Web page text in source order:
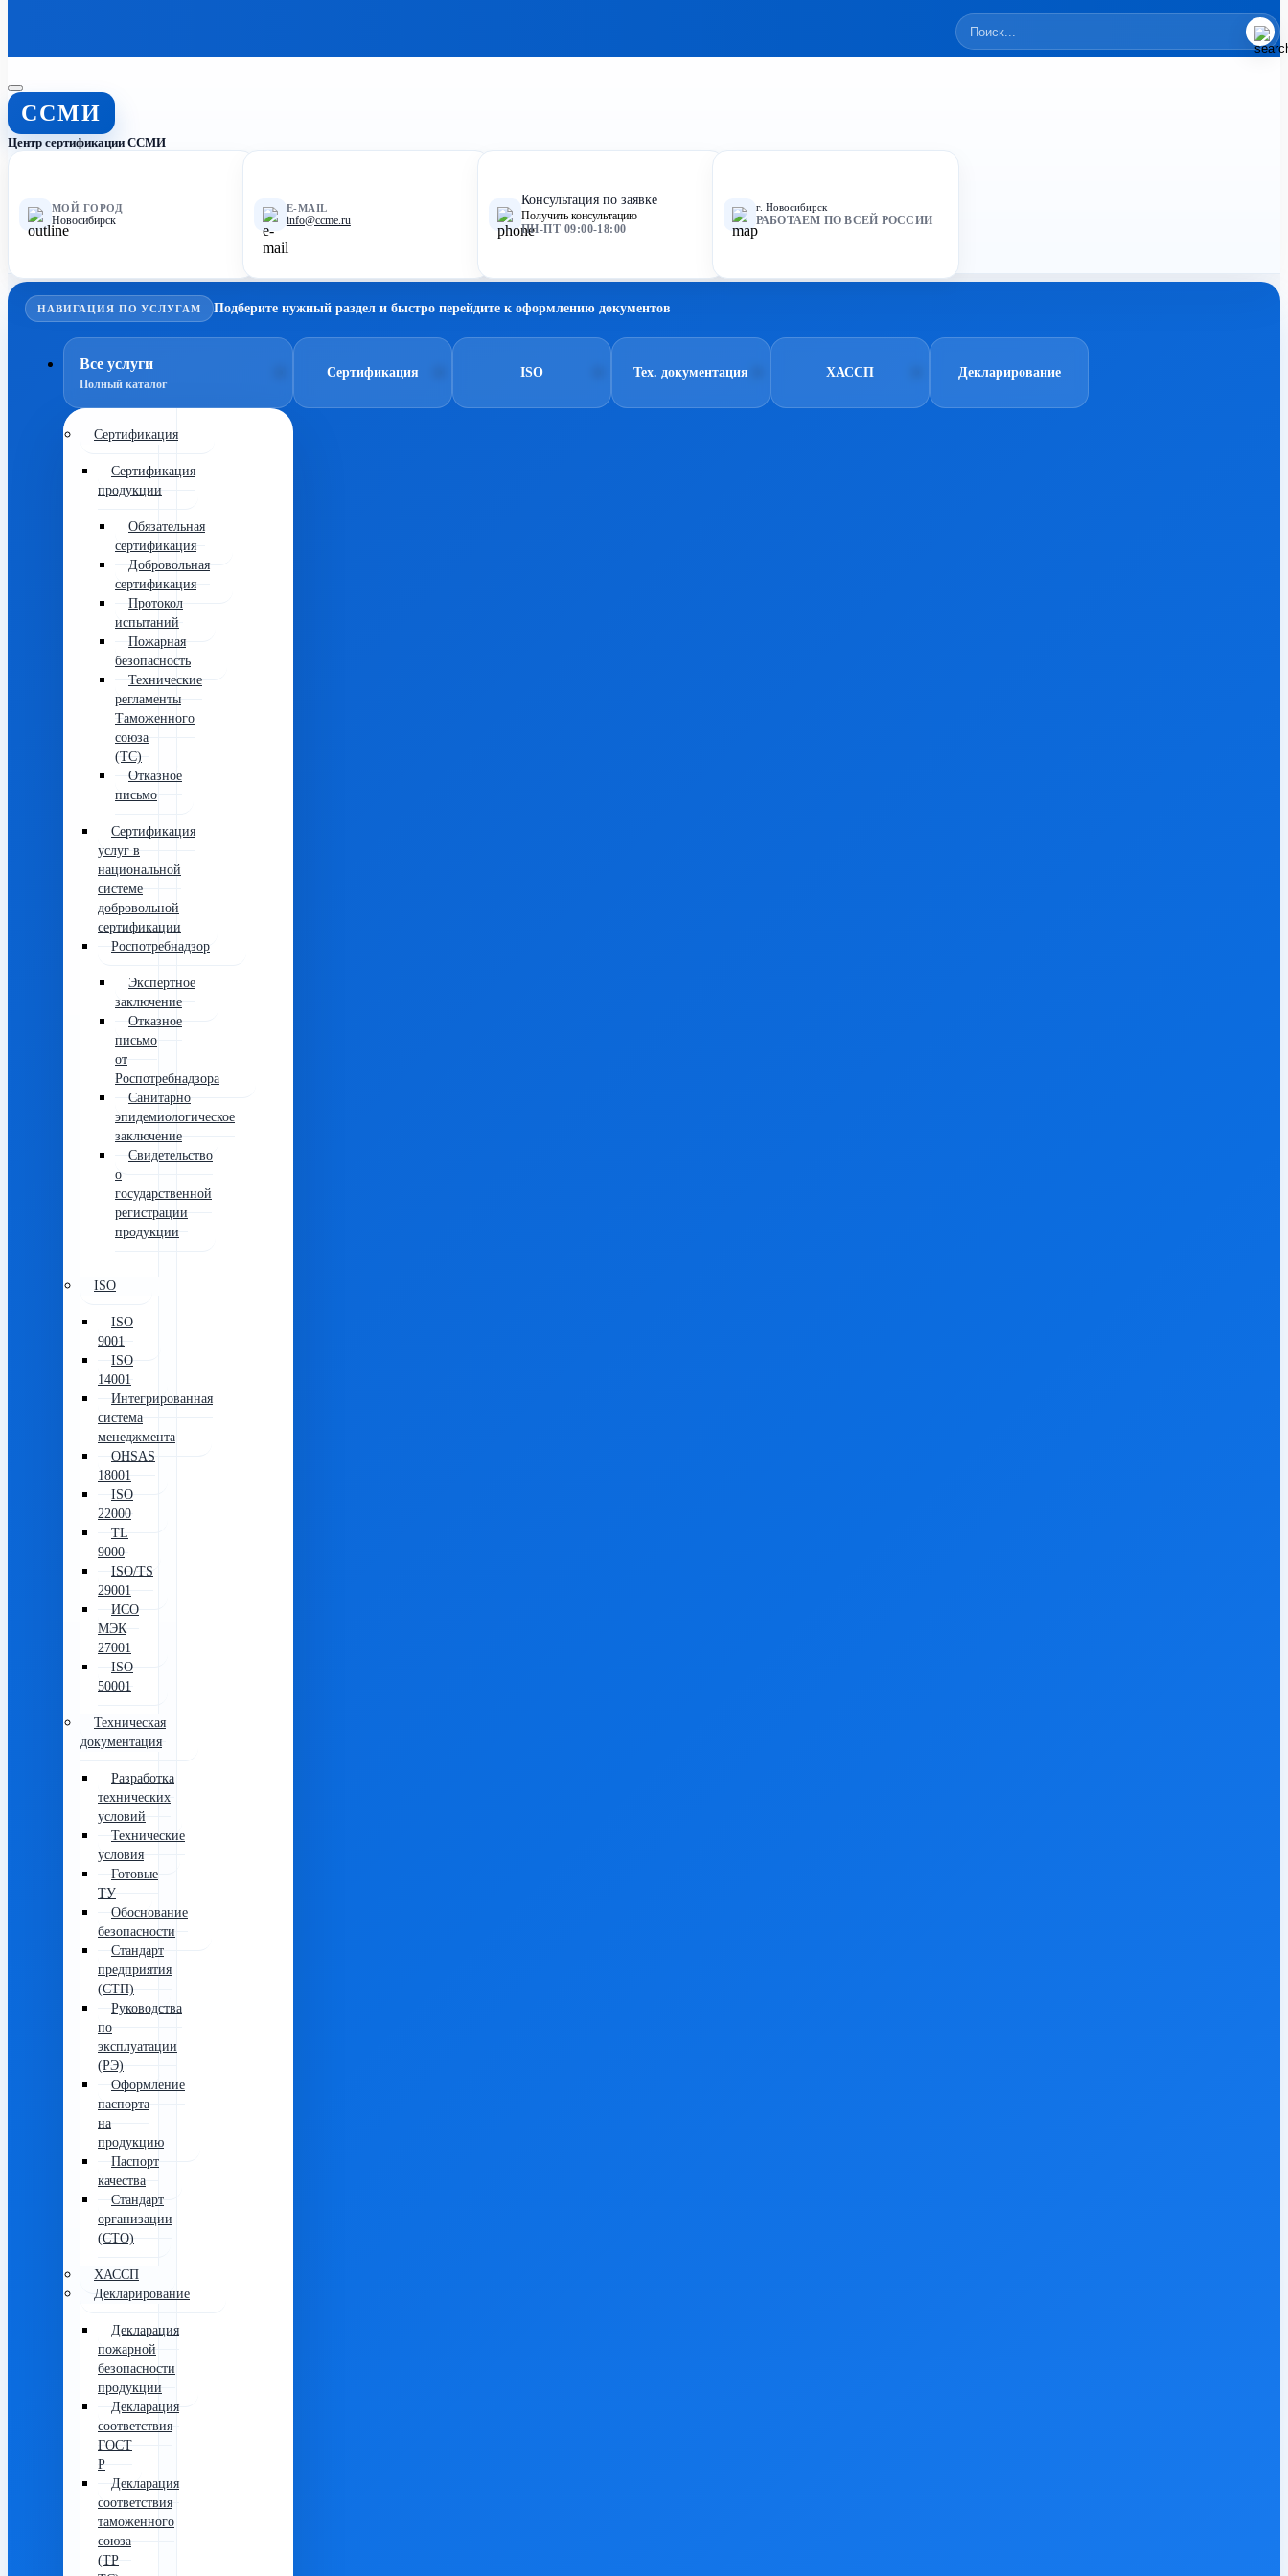
ССМИ
Центр сертификации ССМИ
МОЙ ГОРОД
Новосибирск
E-MAIL
info@ccme.ru
Консультация по заявке
Получить консультацию
ПН-ПТ 09:00-18:00
г. Новосибирск
РАБОТАЕМ ПО ВСЕЙ РОССИИ
НАВИГАЦИЯ ПО УСЛУГАМ Подберите нужный раздел и быстро перейдите к оформлению документов
Все услуги
Полный каталог
Сертификация
Сертификация
продукции
Обязательная
сертификация
Добровольная
сертификация
Протокол
испытаний
Пожарная
безопасность
Технические
регламенты
Таможенного
союза
(ТС)
Отказное
письмо
Сертификация
услуг в
национальной
системе
добровольной
сертификации
Роспотребнадзор
Экспертное
заключение
Отказное
письмо
от
Роспотребнадзора
Санитарно
эпидемиологическое
заключение
Свидетельство
о
государственной
регистрации
продукции
ISO
ISO
9001
ISO
14001
Интегрированная
система
менеджмента
OHSAS
18001
ISO
22000
TL
9000
ISO/TS
29001
ИСО
МЭК
27001
ISO
50001
Техническая
документация
Разработка
технических
условий
Технические
условия
Готовые
ТУ
Обоснование
безопасности
Стандарт
предприятия
(СТП)
Руководства
по
эксплуатации
(РЭ)
Оформление
паспорта
на
продукцию
Паспорт
качества
Стандарт
организации
(СТО)
ХАССП
Декларирование
Декларация
пожарной
безопасности
продукции
Декларация
соответствия
ГОСТ
Р
Декларация
соответствия
таможенного
союза
(ТР
Сертификация ISO Тех. документация ХАССП Декларирование